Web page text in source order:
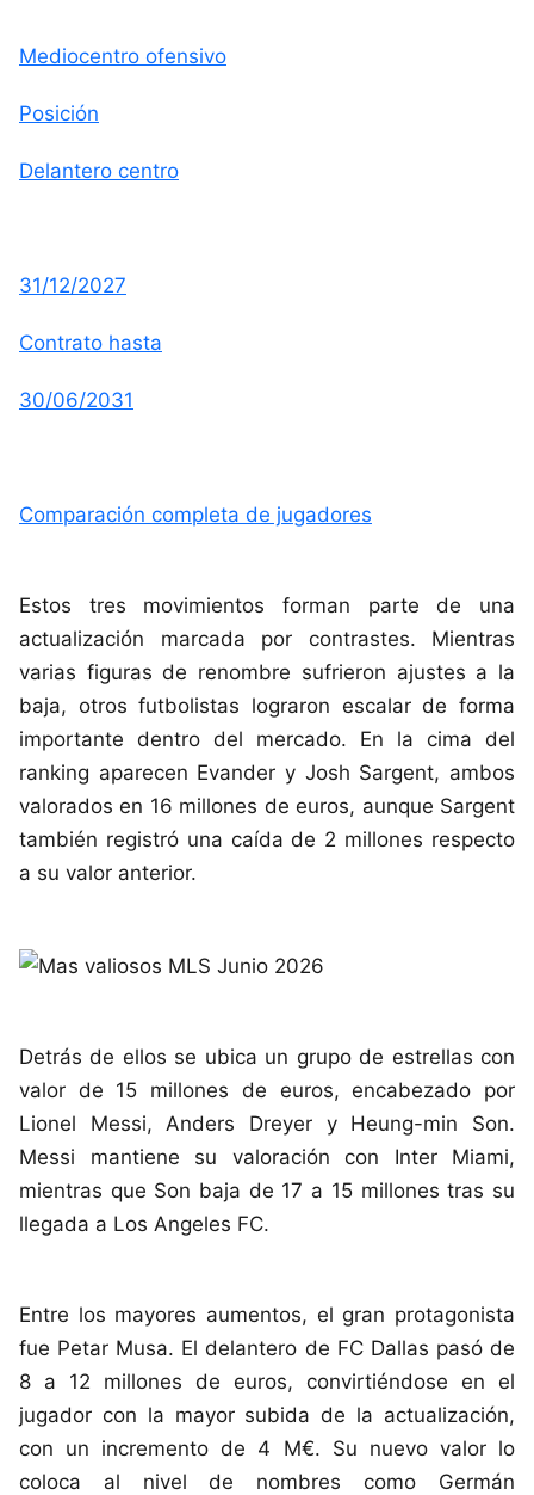
Mediocentro ofensivo
Posición
Delantero centro
31/12/2027
Contrato hasta
30/06/2031
Comparación completa de jugadores
Estos tres movimientos forman parte de una
actualización marcada por contrastes. Mientras
varias figuras de renombre sufrieron ajustes a la
baja, otros futbolistas lograron escalar de forma
importante dentro del mercado. En la cima del
ranking aparecen Evander y Josh Sargent, ambos
valorados en 16 millones de euros, aunque Sargent
también registró una caída de 2 millones respecto
a su valor anterior.
Detrás de ellos se ubica un grupo de estrellas con
valor de 15 millones de euros, encabezado por
Lionel Messi, Anders Dreyer y Heung-min Son.
Messi mantiene su valoración con Inter Miami,
mientras que Son baja de 17 a 15 millones tras su
llegada a Los Angeles FC.
Entre los mayores aumentos, el gran protagonista
fue Petar Musa. El delantero de FC Dallas pasó de
8 a 12 millones de euros, convirtiéndose en el
jugador con la mayor subida de la actualización,
con un incremento de 4 M€. Su nuevo valor lo
coloca al nivel de nombres como Germán